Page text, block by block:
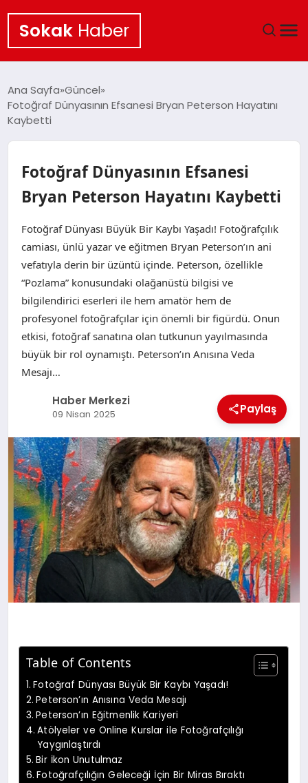
Sokak Haber
EKONOMI
GÜNCEL
Ana Sayfa Güncel
Fotoğraf Dünyasının Efsanesi Bryan Peterson Hayatını
Kaybetti
Fotoğraf Dünyasının Efsanesi
Bryan Peterson Hayatını Kaybetti
Fotoğraf Dünyası Büyük Bir Kaybı Yaşadı! Fotoğrafçılık
camiası, ünlü yazar ve eğitmen Bryan Peterson’ın ani
vefatıyla derin bir üzüntü içinde. Peterson, özellikle
“Pozlama” konusundaki olağanüstü bilgisi ve
bilgilendirici eserleri ile hem amatör hem de
profesyonel fotoğrafçılar için önemli bir figürdü. Onun
etkisi, fotoğraf sanatına olan tutkunun yayılmasında
büyük bir rol oynamıştı. Peterson’ın Anısına Veda
Mesajı…
Haber Merkezi
09 Nisan 2025 Paylaş
Table of Contents
Fotoğraf Dünyası Büyük Bir Kaybı Yaşadı!
Peterson’ın Anısına Veda Mesajı
Peterson’ın Eğitmenlik Kariyeri
Atölyeler ve Online Kurslar ile Fotoğrafçılığı
Yaygınlaştırdı
Bir İkon Unutulmaz
Fotoğrafçılığın Geleceği İçin Bir Miras Bıraktı